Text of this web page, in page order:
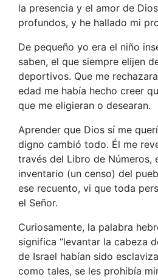
la presencia y el amor de
profundos, y he hallado mi
De pequeño yo era el niño
saben, el que siempre elijen
deportivos. Que me
edad me había hecho creer
que me eligieran o desearan.
Aprender que Dios sí me
digno cambió todo. Él me
través del Libro de Números,
inventario (un censo) del
ese recuento, vi que toda
el Señor.
Curiosamente, la palabra
significa “levantar la cabeza
de Israel habían sido
como tales, se les prohibía